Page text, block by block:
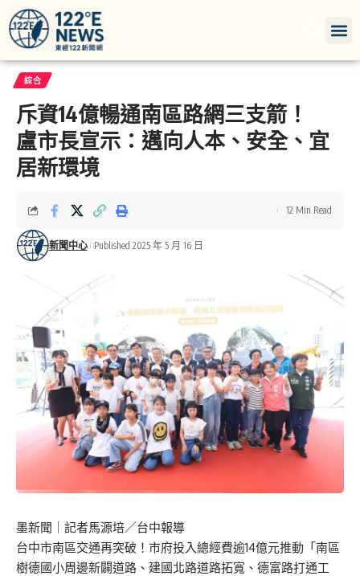
綜合
斥資14億暢通南區路網三支箭！
盧市長宣示：邁向人本、安全、宜
居新環境
新聞中心 Published 2025 年 5 月 16 日
12 Min Read
墨新聞 ｜記者馬源培／台中報導
台中市南區交通再突破！市府投入總經費逾14億元推動「南區
樹德國小周邊新闢道路、建國北路道路拓寬、德富路打通工